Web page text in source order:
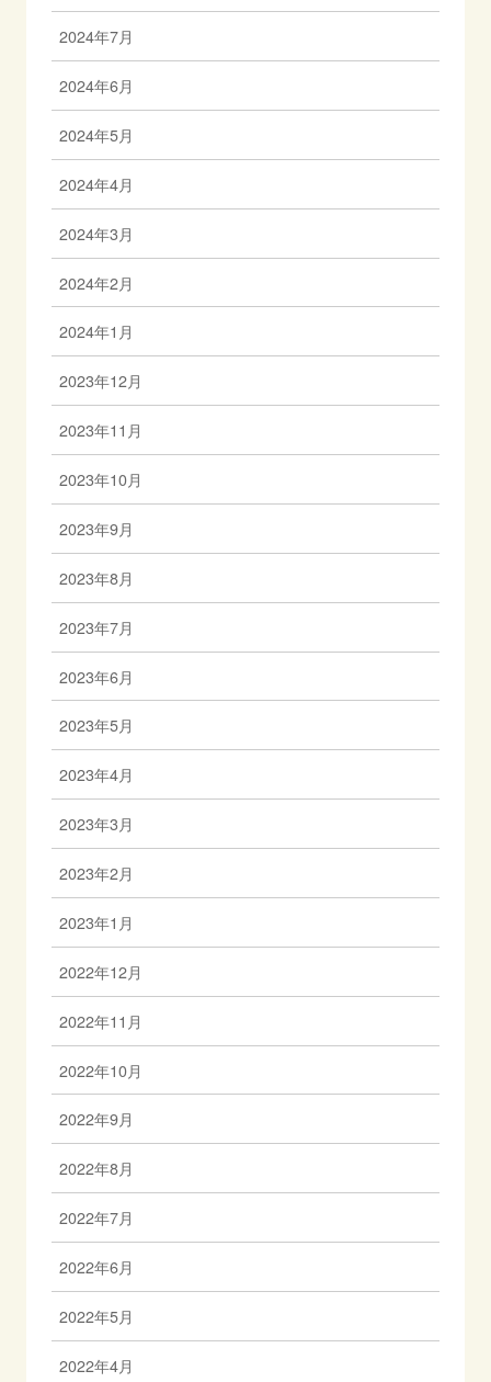
2024年7月
2024年6月
2024年5月
2024年4月
2024年3月
2024年2月
2024年1月
2023年12月
2023年11月
2023年10月
2023年9月
2023年8月
2023年7月
2023年6月
2023年5月
2023年4月
2023年3月
2023年2月
2023年1月
2022年12月
2022年11月
2022年10月
2022年9月
2022年8月
2022年7月
2022年6月
2022年5月
2022年4月